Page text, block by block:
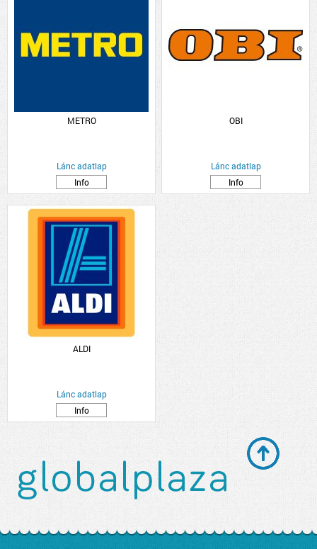
METRO
Lánc adatlap
Info
OBI
Lánc adatlap
Info
ALDI
Lánc adatlap
Info